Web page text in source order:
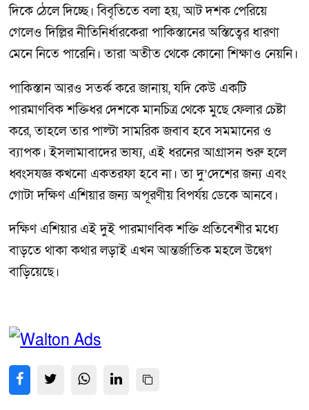
দিকে ঠেলে দিচ্ছে। বিবৃতিতে বলা হয়, আট দশক পেরিয়ে
গেলেও দিল্লির নীতিনির্ধারকেরা পাকিস্তানের অস্তিত্বের ধারণা
মেনে নিতে পারেনি। তারা অতীত থেকে কোনো শিক্ষাও নেয়নি।
পাকিস্তান আরও সতর্ক করে জানায়, যদি কেউ একটি
পারমাণবিক শক্তিধর দেশকে মানচিত্র থেকে মুছে ফেলার চেষ্টা
করে, তাহলে তার পাল্টা সামরিক জবাব হবে সমমানের ও
ব্যাপক। ইসলামাবাদের ভাষ্য, এই ধরনের আগ্রাসন শুরু হলে
ধ্বংসযজ্ঞ কখনো একতরফা হবে না। তা দু’দেশের জন্য এবং
গোটা দক্ষিণ এশিয়ার জন্য অপূরণীয় বিপর্যয় ডেকে আনবে।
দক্ষিণ এশিয়ার এই দুই পারমাণবিক শক্তি প্রতিবেশীর মধ্যে
বাড়তে থাকা কথার লড়াই এখন আন্তর্জাতিক মহলে উদ্বেগ
বাড়িয়েছে।